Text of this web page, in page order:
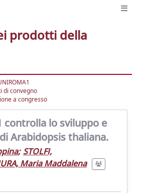
prodotti della
di convegno
a congresso
controlla lo sviluppo e
Arabidopsis thaliana.
; STOLFI,
Maria Maddalena